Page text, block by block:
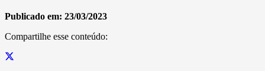
Publicado em: 23/03/2023
Compartilhe esse conteúdo: